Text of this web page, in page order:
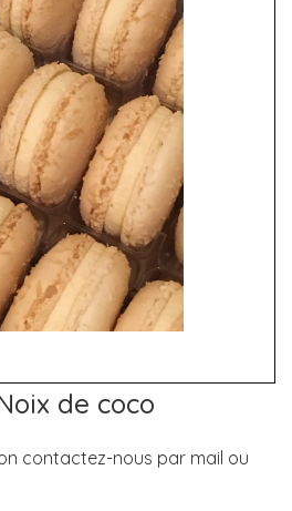
de coco
contactez-nous par mail ou